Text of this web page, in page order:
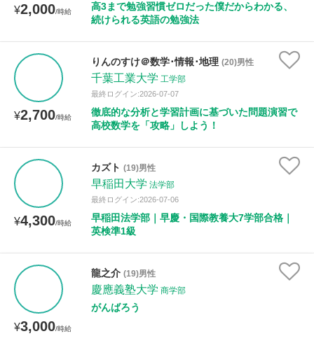
¥2,000/時給
高3まで勉強習慣ゼロだった僕だからわかる、
続けられる英語の勉強法
¥2,700/時給
りんのすけ＠数学･情報･地理 (20)男性
千葉工業大学 工学部
最終ログイン:2026-07-07
徹底的な分析と学習計画に基づいた問題演習で
高校数学を「攻略」しよう！
¥4,300/時給
カズト (19)男性
早稲田大学 法学部
最終ログイン:2026-07-06
早稲田法学部｜早慶・国際教養大7学部合格｜
英検準1級
¥3,000/時給
龍之介 (19)男性
慶應義塾大学 商学部
がんばろう